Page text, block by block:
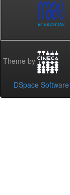
Theme by
DSpace Software